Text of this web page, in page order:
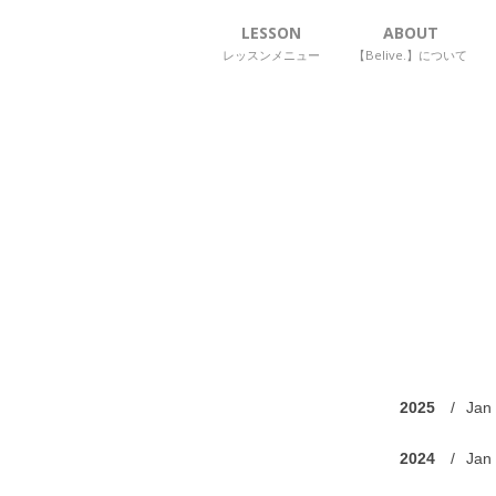
LESSON
レッスンメニュー
ABOUT
【Belive.】について
2025 Jan
2024 Jan